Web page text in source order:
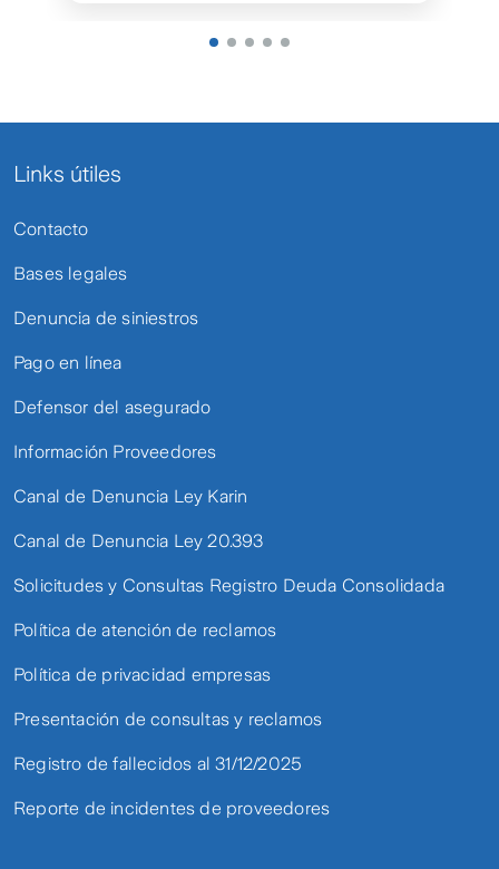
Links útiles
Contacto
Bases legales
Denuncia de siniestros
Pago en línea
Defensor del asegurado
Información Proveedores
Canal de Denuncia Ley Karin
Canal de Denuncia Ley 20.393
Solicitudes y Consultas Registro Deuda Consolidada
Política de atención de reclamos
Política de privacidad empresas
Presentación de consultas y reclamos
Registro de fallecidos al 31/12/2025
Reporte de incidentes de proveedores